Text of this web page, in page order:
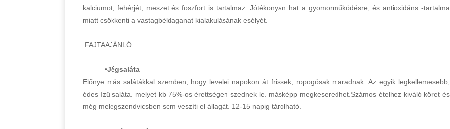
kalciumot, fehérjét, meszet és foszfort is tartalmaz. Jótékonyan hat a gyomorműködésre, és antioxidáns -tartalma
miatt csökkenti a vastagbéldaganat kialakulásának esélyét.
FAJTAAJÁNLÓ
•Jégsaláta
Előnye más salátákkal szemben, hogy levelei napokon át frissek, ropogósak maradnak. Az egyik legkellemesebb,
édes ízű saláta, melyet kb 75%-os érettségen szednek le, másképp megkeseredhet.Számos ételhez kiváló köret és
még melegszendvicsben sem veszíti el állagát. 12-15 napig tárolható.